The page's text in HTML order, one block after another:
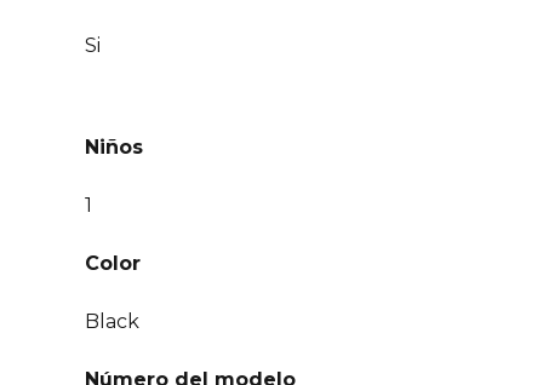
Si
Niños
1
Color
Black
Número del modelo